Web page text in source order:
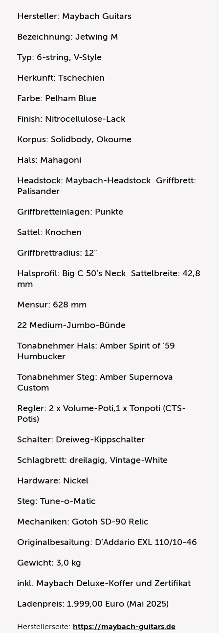
Hersteller: Maybach Guitars
Bezeichnung: Jetwing M
Typ: 6-string, V-Style
Herkunft: Tschechien
Farbe: Pelham Blue
Finish: Nitrocellulose-Lack
Korpus: Solidbody, Okoume
Hals: Mahagoni
Headstock: Maybach-Headstock Griffbrett:
Palisander
Griffbretteinlagen: Punkte
Sattel: Knochen
Griffbrettradius: 12“
Halsprofil: Big C 50’s Neck Sattelbreite: 42,8
mm
Mensur: 628 mm
22 Medium-Jumbo-Bünde
Tonabnehmer Hals: Amber Spirit of ’59
Humbucker
Tonabnehmer Steg: Amber Supernova
Custom
Regler: 2 x Volume-Poti,1 x Tonpoti (CTS-
Potis)
Schalter: Dreiweg-Kippschalter
Schlagbrett: dreilagig, Vintage-White
Hardware: Nickel
Steg: Tune-o-Matic
Mechaniken: Gotoh SD-90 Relic
Originalbesaitung: D’Addario EXL 110/10-46
Gewicht: 3,0 kg
inkl. Maybach Deluxe-Koffer und Zertifikat
Ladenpreis: 1.999,00 Euro (Mai 2025)
Herstellerseite: https://maybach-guitars.de